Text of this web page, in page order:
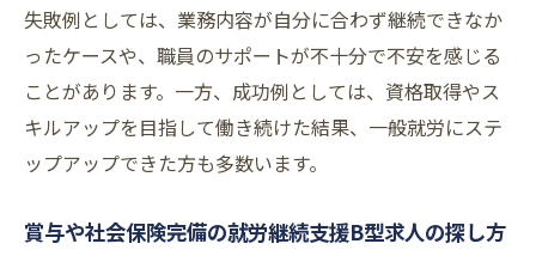
失敗例としては、業務内容が自分に合わず継続できなか
ったケースや、職員のサポートが不十分で不安を感じる
ことがあります。一方、成功例としては、資格取得やス
キルアップを目指して働き続けた結果、一般就労にステ
ップアップできた方も多数います。
賞与や社会保険完備の就労継続支援B型求人の探し方